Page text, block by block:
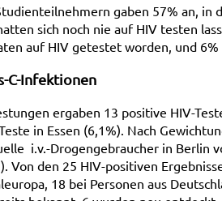
gaben 57% an, in
sich noch nie auf HIV testen
auf HIV getestet worden, und 6%
C-Infektionen
ergaben 13 positive HIV-
in Essen (6,1%). Nach
i.v.-Drogengebraucher in Berlin
Von den 25 HIV-positiven
18 bei Personen aus